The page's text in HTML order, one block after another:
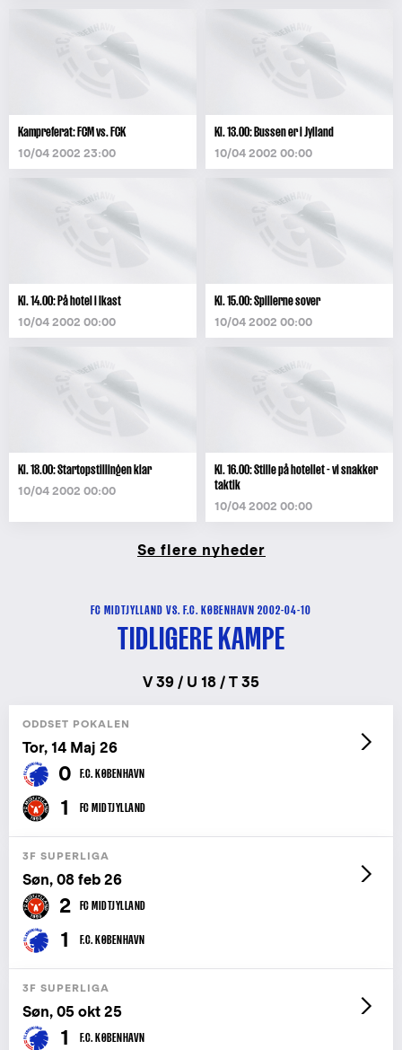
Kampreferat: FCM vs. FCK
10/04 2002 23:00
Kl. 13.00: Bussen er i Jylland
10/04 2002 00:00
Kl. 14.00: På hotel i Ikast
10/04 2002 00:00
Kl. 15.00: Spillerne sover
10/04 2002 00:00
Kl. 18.00: Startopstillingen klar
10/04 2002 00:00
Kl. 16.00: Stille på hotellet - vi snakker
taktik
10/04 2002 00:00
Se flere nyheder
FC MIDTJYLLAND VS. F.C. KØBENHAVN 2002-04-10
TIDLIGERE KAMPE
V 39 / U 18 / T 35
ODDSET POKALEN
Tor, 14 Maj 26
0 F.C. KØBENHAVN
1 FC MIDTJYLLAND
3F SUPERLIGA
Søn, 08 feb 26
2 FC MIDTJYLLAND
1 F.C. KØBENHAVN
3F SUPERLIGA
Søn, 05 okt 25
1 F.C. KØBENHAVN